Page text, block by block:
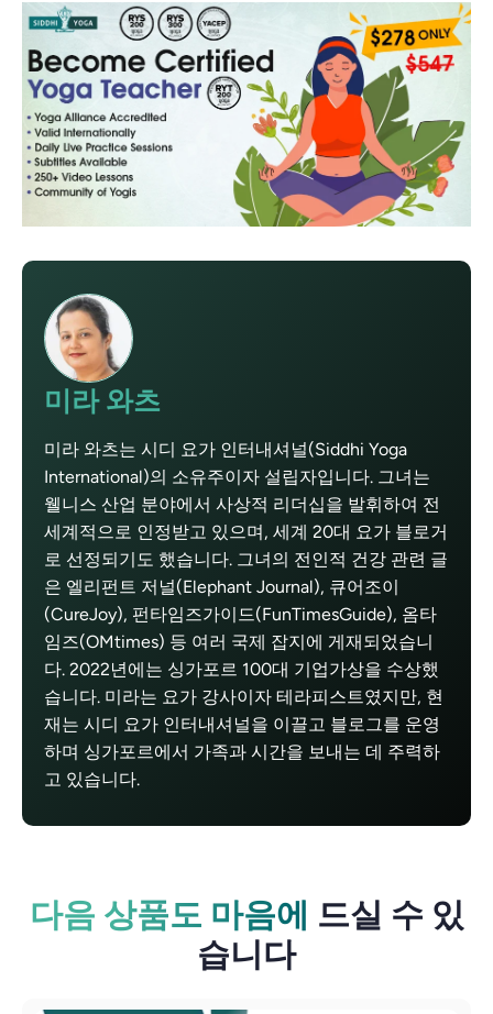
미라 와츠
미라 와츠는 시디 요가 인터내셔널(Siddhi Yoga
International)의 소유주이자 설립자입니다. 그녀는
웰니스 산업 분야에서 사상적 리더십을 발휘하여 전
세계적으로 인정받고 있으며, 세계 20대 요가 블로거
로 선정되기도 했습니다. 그녀의 전인적 건강 관련 글
은 엘리펀트 저널(Elephant Journal), 큐어조이
(CureJoy), 펀타임즈가이드(FunTimesGuide), 옴타
임즈(OMtimes) 등 여러 국제 잡지에 게재되었습니
다. 2022년에는 싱가포르 100대 기업가상을 수상했
습니다. 미라는 요가 강사이자 테라피스트였지만, 현
재는 시디 요가 인터내셔널을 이끌고 블로그를 운영
하며 싱가포르에서 가족과 시간을 보내는 데 주력하
고 있습니다.
다음 상품도 마음에 드실 수 있
습니다